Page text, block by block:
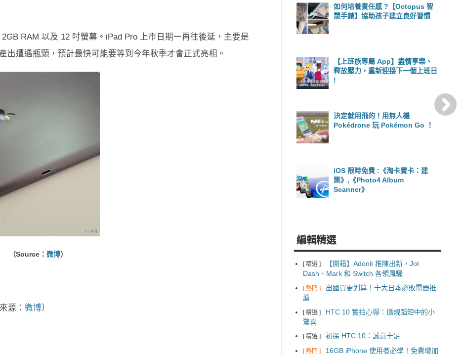
RAM 以及 12 吋螢幕。iPad Pro 上市日期一再往後延，主要是
出遭遇瓶頸，預計最快可能要等到今年秋季才會正式亮相。
（Source：微博）
源： 微博）
如何培養責任感 ?【Octopus 智
慧手錶】協助孩子建立良好習慣
【上班族專屬 App】盡情享樂、
釋放壓力，重新迎接下一個上班日
!
決定就用飛的！用無人機
Pokédrone 玩 Pokémon Go ！
iOS 限時免費 :《淘卡寶卡：建
築》,《Photo4 Album
Scanner》
編輯精選
[ 精選 ]
【開箱】Adonit 推陳出新，Jot
Dash、Mark 和 Switch 各領風騷
[ 熱門 ]
出國買更划算！十大日本必敗電器推
薦
[ 精選 ]
HTC 10 實拍心得：循規蹈矩中的小
驚喜
[ 精選 ] 初探 HTC 10：誠意十足
[ 熱門 ]
16GB iPhone 使用者必學！免費增加